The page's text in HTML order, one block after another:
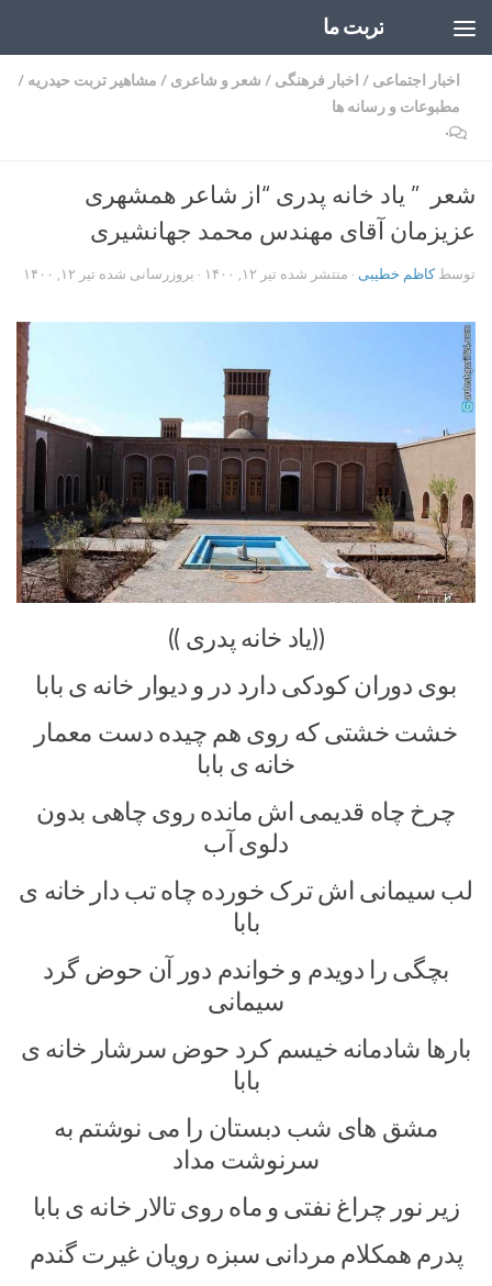
تربت ما
اخبار اجتماعی / اخبار فرهنگی / شعر و شاعری / مشاهیر تربت حیدریه /
مطبوعات و رسانه ها
۰
شعر ” یاد خانه پدری “از شاعر همشهری
عزیزمان آقای مهندس محمد جهانشیری
توسطکاظم خطیبی · منتشر شده تیر ۱۲, ۱۴۰۰ · بروزرسانی شده تیر ۱۲, ۱۴۰۰
((یاد خانه پدری ))
بوی دوران کودکی دارد در و دیوار خانه ی بابا
خشت خشتی که روی هم چیده دست معمار
خانه ی بابا
چرخ چاه قدیمی اش مانده روی چاهی بدون
دلوی آب
لب سیمانی اش ترک خورده چاه تب دار خانه ی
بابا
بچگی را دویدم و خواندم دور آن حوض گرد
سیمانی
بارها شادمانه خیسم کرد حوض سرشار خانه ی
بابا
مشق های شب دبستان را می نوشتم به
سرنوشت مداد
زیر نور چراغ نفتی و ماه روی تالار خانه ی بابا
پدرم همکلام مردانی سبزه رویان غیرت گندم